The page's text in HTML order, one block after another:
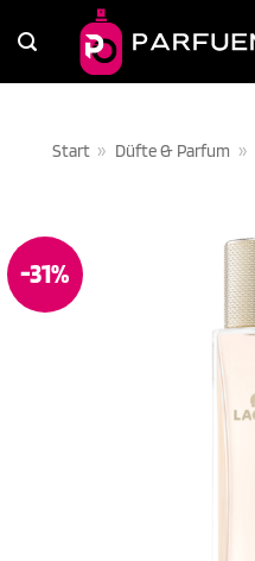
Inhalt
springen
Start » Düfte & Parfum »
-31%